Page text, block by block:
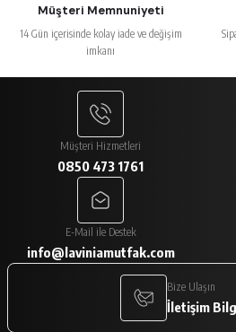
Müşteri Memnuniyeti
14 Gün içerisinde kolay iade ve değişim
imkanı
Müşteri Hizmetleri
0850 473 1761
E-Mail ile Destek
info@laviniamutfak.com
Bize Ulaşın
İletişim